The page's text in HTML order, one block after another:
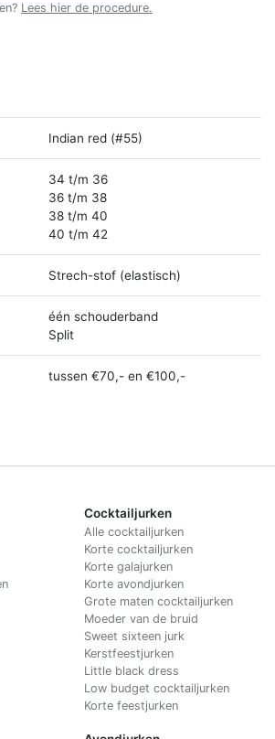
Lees hier de procedure.
Indian red (#55)
34 t/m 36
36 t/m 38
38 t/m 40
40 t/m 42
Strech-stof (elastisch)
één schouderband
Split
tussen €70,- en €100,-
Cocktailjurken
Alle cocktailjurken
Korte cocktailjurken
Korte galajurken
Korte avondjurken
Grote maten cocktailjurken
Moeder van de bruid
Sweet sixteen jurk
Kerstfeestjurken
Little black dress
Low budget cocktailjurken
Korte feestjurken